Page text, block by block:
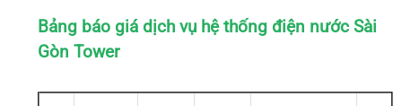
Bảng báo giá dịch vụ hệ thống điện nước Sài
Gòn Tower